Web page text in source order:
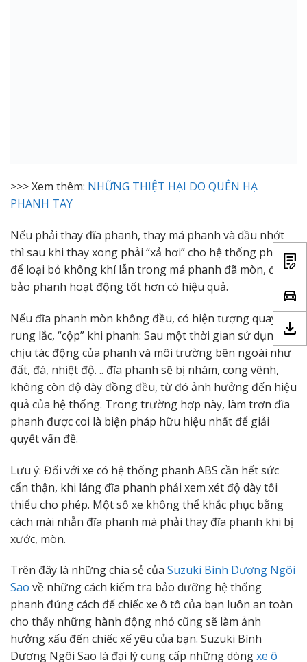
>>> Xem thêm: NHỮNG THIỆT HẠI DO QUÊN HẠ
PHANH TAY
Nếu phải thay đĩa phanh, thay má phanh và dầu nhớt
thì sau khi thay xong phải “xả hơi” cho hệ thống phanh
để loại bỏ không khí lẫn trong má phanh đã mòn, đảm
bảo phanh hoạt động tốt hơn có hiệu quả.
Nếu đĩa phanh mòn không đều, có hiện tượng quay,
rung lắc, “cộp” khi phanh: Sau một thời gian sử dụng,
chịu tác động của phanh và môi trường bên ngoài như
đất, đá, nhiệt độ. .. đĩa phanh sẽ bị nhám, cong vênh,
không còn độ dày đồng đều, từ đó ảnh hưởng đến hiệu
quả của hệ thống. Trong trường hợp này, làm trơn đĩa
phanh được coi là biện pháp hữu hiệu nhất để giải
quyết vấn đề.
Lưu ý: Đối với xe có hệ thống phanh ABS cần hết sức
cẩn thận, khi láng đĩa phanh phải xem xét độ dày tối
thiểu cho phép. Một số xe không thể khắc phục bằng
cách mài nhẵn đĩa phanh mà phải thay đĩa phanh khi bị
xước, mòn.
Trên đây là những chia sẻ của Suzuki Bình Dương Ngôi
Sao về những cách kiểm tra bảo dưỡng hệ thống
phanh đúng cách để chiếc xe ô tô của bạn luôn an toàn
cho thấy những hành động nhỏ cũng sẽ làm ảnh
hưởng xấu đến chiếc xế yêu của bạn. Suzuki Bình
Dương Ngôi Sao là đại lý cung cấp những dòngxe ô